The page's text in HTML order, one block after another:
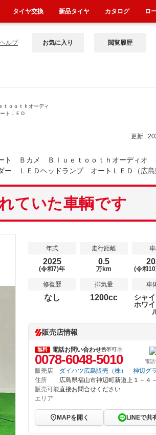
ヘルプ お気に入り 閲覧履歴
ｏｏｔｈオーディ
トＬＥＤ
更新 :
Ｂカメ Ｂｌｕｅｔｏｏｔｈオーディオ
ＬＥＤヘッドランプ オートＬＥＤ（広島
ていた車輌です
年式
2025
(令和7)年
走行距離
0.5
万km (令和
修復歴
なし
排気量
1200cc
車
シャ
ホワ
販売店情報
無料 電話お問い合わせ携帯可
0078-6048-5010 電
販売店
ダイハツ広島販売（株） 神辺グ
住所
広島県福山市神辺町新道上１－４
販売可能
エリア
直接お問合せください
MAPを開く LINEで共
タイヤ交換 新品タイヤ カタログ ロ